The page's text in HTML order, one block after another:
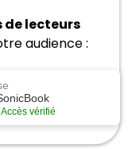
Accès vérifié
de lecteurs
audience :